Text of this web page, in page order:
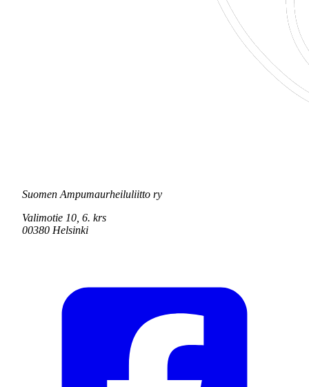
Suomen Ampumaurheiluliitto ry
Valimotie 10, 6. krs
00380 Helsinki